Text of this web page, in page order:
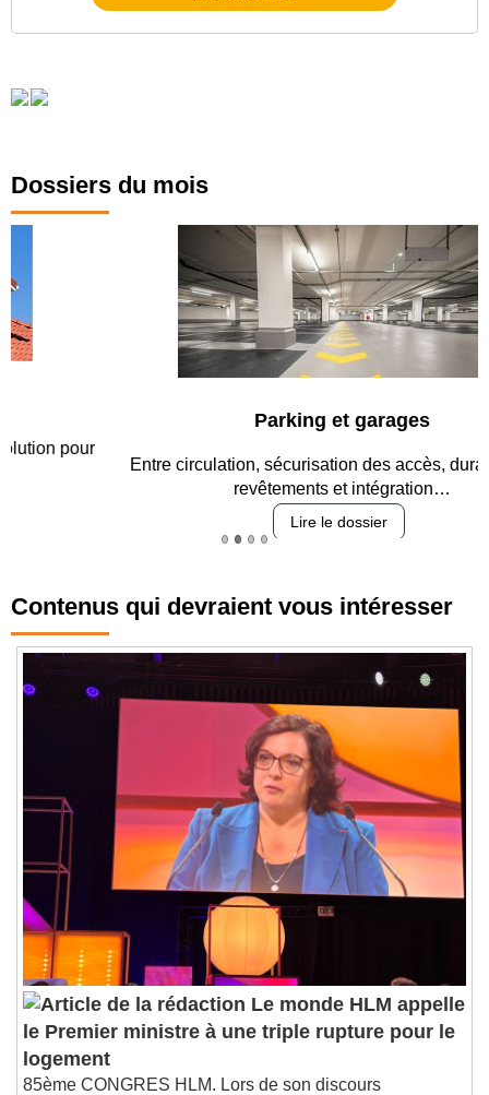
Dossiers du mois
Parking et garages
Entre circulation, sécurisation des accès, durabilité des
revêtements et intégration…
Contenus qui devraient vous intéresser
Le monde HLM appelle
le Premier ministre à une triple rupture pour le
logement